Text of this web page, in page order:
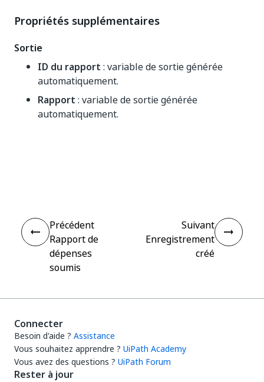
Propriétés supplémentaires
Sortie
ID du rapport : variable de sortie générée
automatiquement.
Rapport : variable de sortie générée
automatiquement.
Précédent
Rapport de
dépenses
soumis
Suivant
Enregistrement
créé
Connecter
Besoin d'aide ? Assistance
Vous souhaitez apprendre ? UiPath Academy
Vous avez des questions ? UiPath Forum
Rester à jour